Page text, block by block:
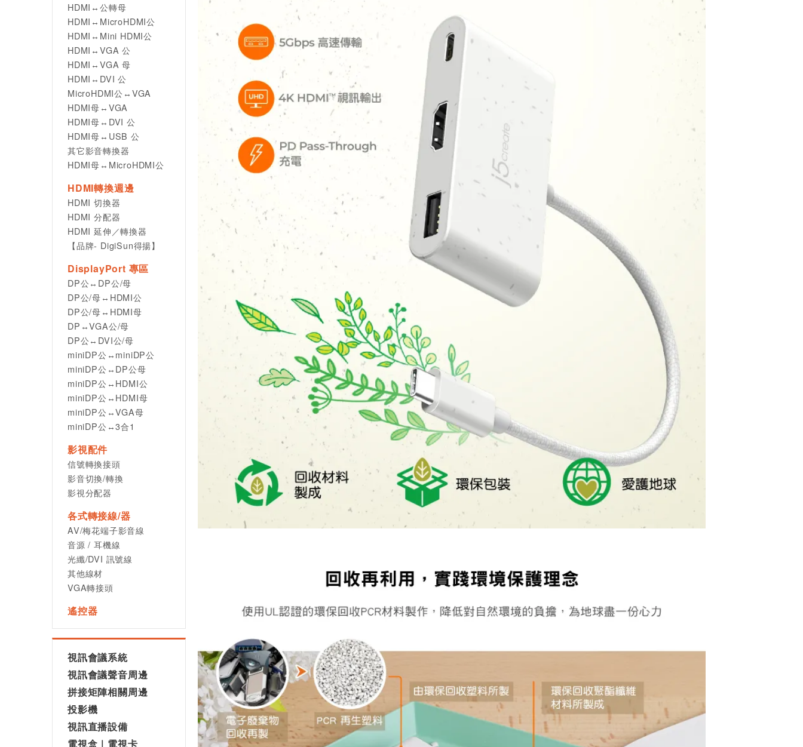
HDMI↔公轉母
HDMI↔MicroHDMI公
HDMI↔Mini HDMI公
HDMI↔VGA 公
HDMI↔VGA 母
HDMI↔DVI 公
MicroHDMI公↔VGA
HDMI母↔VGA
HDMI母↔DVI 公
HDMI母↔USB 公
其它影音轉換器
HDMI母↔MicroHDMI公
HDMI轉換週邊
HDMI 切換器
HDMI 分配器
HDMI 延伸／轉換器
【品牌- DigiSun得揚】
DisplayPort 專區
DP公↔DP公/母
DP公/母↔HDMI公
DP公/母↔HDMI母
DP↔VGA公/母
DP公↔DVI公/母
miniDP公↔miniDP公
miniDP公↔DP公母
miniDP公↔HDMI公
miniDP公↔HDMI母
miniDP公↔VGA母
miniDP公↔3合1
影視配件
信號轉換接頭
影音切換/轉換
影視分配器
各式轉接線/器
AV/梅花端子影音線
音源 / 耳機線
光纖/DVI 訊號線
其他線材
VGA轉接頭
遙控器
視訊會議系統
視訊會議聲音周邊
拼接矩陣相關周邊
投影機
視訊直播設備
電視盒｜電視卡